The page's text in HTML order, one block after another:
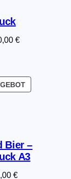
€
PRODUKT
Bier –
A3
€Aktueller